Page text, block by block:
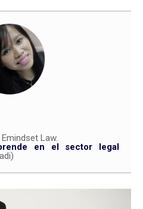
Law.
en el sector legal